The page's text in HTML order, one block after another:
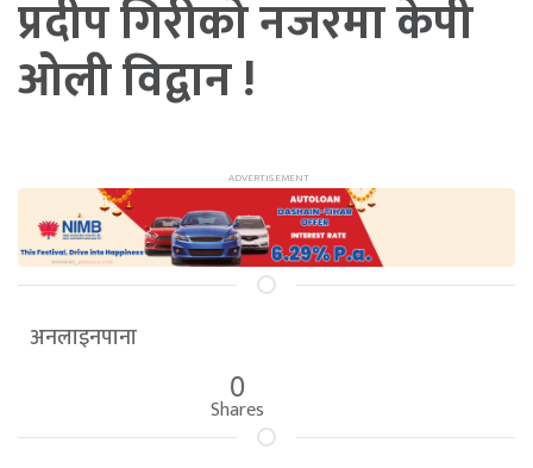
प्रदीप गिरीको नजरमा केपी
ओली विद्वान !
अनलाइनपाना
0
Shares